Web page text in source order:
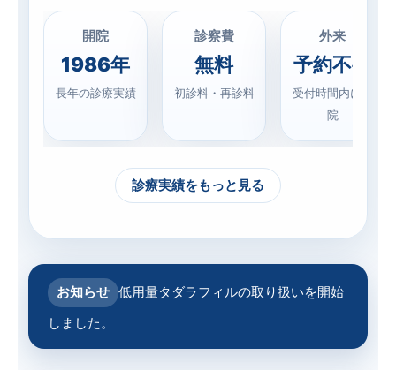
開院
1986年
長年の診療実績
診察費
無料
初診料・再診料
外来
予約不要
受付時間内に来
院
診療実績をもっと見る
お知らせ 低用量タダラフィルの取り扱いを開始
しました。